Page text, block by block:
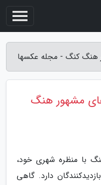
هنگ کنگ - مجله عکسها
مشهور هنگ
با منظره شهری خود،
دارد. گاهی